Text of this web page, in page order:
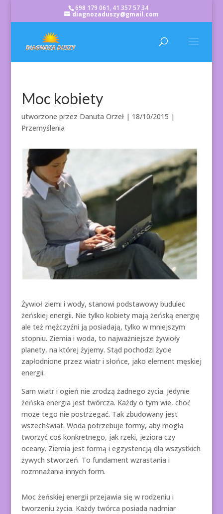
698 179 061, 41 357 57 34
diagnozaduszy@gmail.com
Moc kobiety
utworzone przez Danuta Orzeł| 18/10/2015 |
Przemyślenia
Żywioł ziemi i wody, stanowi podstawowy budulec
żeńskiej energii. Nie tylko kobiety mają żeńską energię
ale też mężczyźni ją posiadają, tylko w mniejszym
stopniu. Ziemia i woda, to najważniejsze żywioły
planety, na której żyjemy. Stąd pochodzi życie
zapłodnione przez wiatr i słońce, jako element męskiej
energii.
Sam wiatr i ogień nie zrodzą żadnego życia. Jedynie
żeńska energia jest twórcza. Każdy o tym wie, choć
może tego nie postrzegać. Tak zbudowany jest
wszechświat. Woda potrzebuje formy, aby mogła
tworzyć coś konkretnego, jak rzeki, jeziora czy
oceany. Ziemia jest formą i egzystencją dla wszystkich
żywych stworzeń. To fundament wzrastania i
rozmnażania innych form.
Moc żeńskiej energii przejawia się w rodzeniu i
tworzeniu życia. Każdy twórca posiada nadmiar